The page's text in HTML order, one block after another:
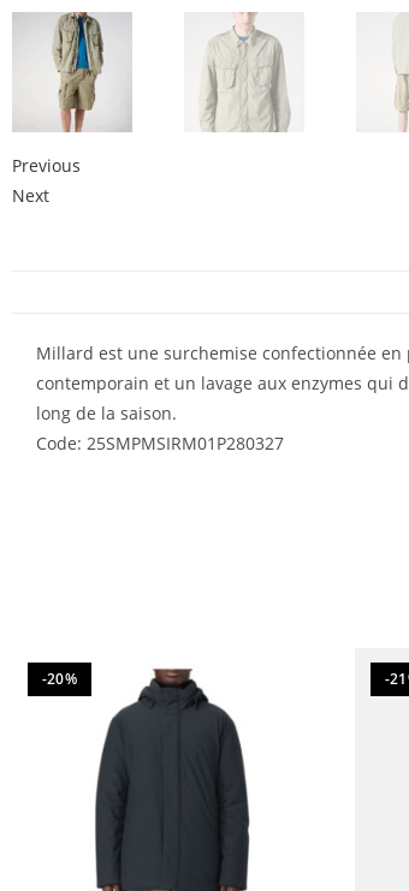
Previous
Next
Millard est une surchemise confectionnée
contemporain et un lavage aux enzymes qui
long de la saison.
Code: 25SMPMSIRM01P280327
-20% -